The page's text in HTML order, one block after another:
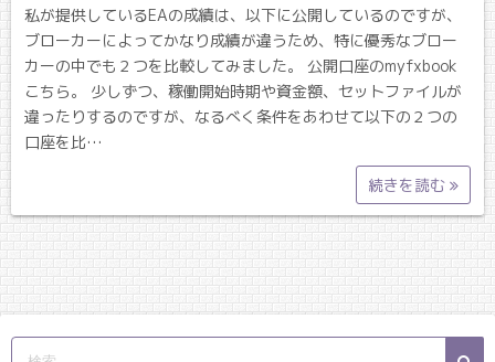
私が提供しているEAの成績は、以下に公開しているのですが、
ブローカーによってかなり成績が違うため、特に優秀なブロー
カーの中でも２つを比較してみました。 公開口座のmyfxbook
こちら。 少しずつ、稼働開始時期や資金額、セットファイルが
違ったりするのですが、なるべく条件をあわせて以下の２つの
口座を比…
続きを読む